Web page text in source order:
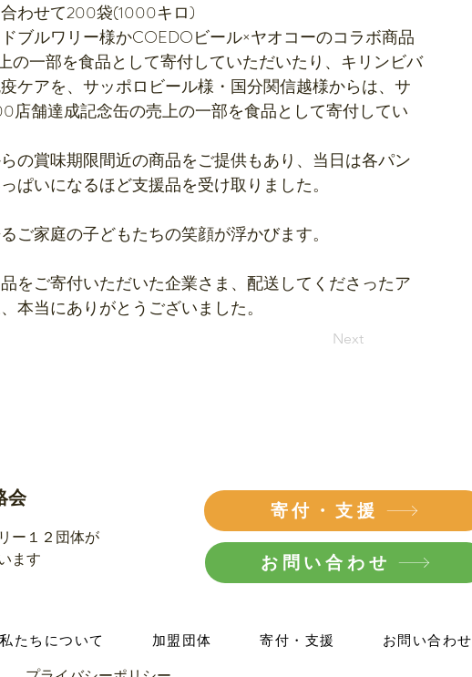
わせて200袋(1000キロ)
ブルワリー様かCOEDOビール×ヤオコーのコラボ商品
上の一部を食品として寄付していただいたり、キリンビバ
ケアを、サッポロビール様・国分関信越様からは、サ
店舗達成記念缶の売上の一部を食品として寄付してい
の賞味期限間近の商品をご提供もあり、当日は各パン
ぱいになるほど支援品を受け取りました。
ご家庭の子どもたちの笑顔が浮かびます。
をご寄付いただいた企業さま、配送してくださったア
本当にありがとうございました。
Next
会
ー１２団体が
ます
寄付・支援
お問い合わせ
私たちについて 加盟団体 寄付・支援 お問い合わせ